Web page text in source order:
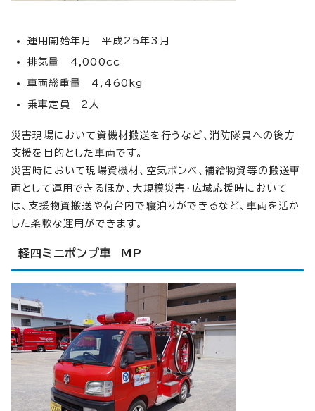
運用開始年月 平成25年3月
排気量 4,000cc
車両総重量 4,460kg
乗車定員 2人
災害現場において資機材搬送を行うなど、消防隊員への後方
支援を目的とした車両です。
災害時において現場資機材、空気ボンベ、補給物資等の搬送車
両として運用できるほか、大規模災害・広域応援時において
は、支援物資搬送や荷台内で寝泊りができるなど、車両を活か
した柔軟な運用ができます。
軽四ミニポンプ車 MP